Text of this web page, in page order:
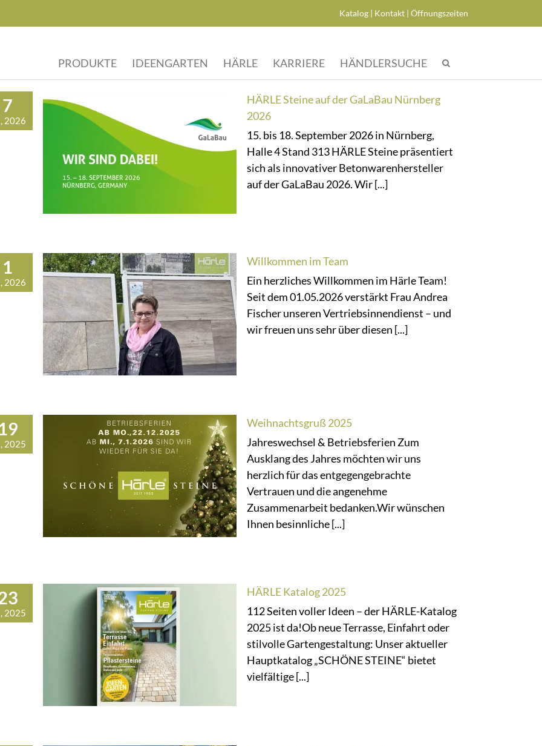
Katalog |­ Kontakt |­ Öffnungszeiten
PRODUKTE IDEENGARTEN HÄRLE KARRIERE HÄNDLERSUCHE
7
2026
HÄRLE Steine auf der GaLaBau Nürnberg
2026
15. bis 18. September 2026 in Nürnberg,
Halle 4 Stand 313 HÄRLE Steine präsentiert
sich als innovativer Betonwarenhersteller
auf der GaLaBau 2026. Wir [...]
1
2026
Willkommen im Team
Ein herzliches Willkommen im Härle Team!
Seit dem 01.05.2026 verstärkt Frau Andrea
Fischer unseren Vertriebsinnendienst – und
wir freuen uns sehr über diesen [...]
2025
Weihnachtsgruß 2025
Jahreswechsel & Betriebsferien Zum
Ausklang des Jahres möchten wir uns
herzlich für das entgegengebrachte
Vertrauen und die angenehme
Zusammenarbeit bedanken.Wir wünschen
Ihnen besinnliche [...]
2025
HÄRLE Katalog 2025
112 Seiten voller Ideen – der HÄRLE-Katalog
2025 ist da!Ob neue Terrasse, Einfahrt oder
stilvolle Gartengestaltung: Unser aktueller
Hauptkatalog „SCHÖNE STEINE“ bietet
vielfältige [...]